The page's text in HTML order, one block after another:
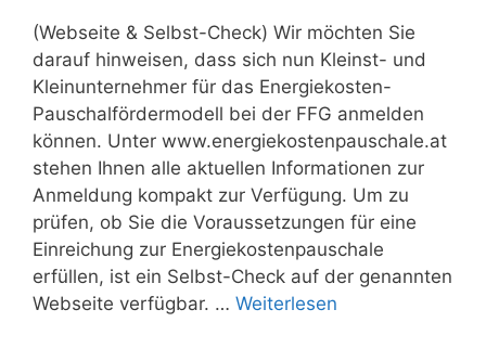
(Webseite & Selbst-Check) Wir möchten Sie
darauf hinweisen, dass sich nun Kleinst- und
Kleinunternehmer für das Energiekosten-
Pauschalfördermodell bei der FFG anmelden
können. Unter www.energiekostenpauschale.at
stehen Ihnen alle aktuellen Informationen zur
Anmeldung kompakt zur Verfügung. Um zu
prüfen, ob Sie die Voraussetzungen für eine
Einreichung zur Energiekostenpauschale
erfüllen, ist ein Selbst-Check auf der genannten
Webseite verfügbar. … Weiterlesen